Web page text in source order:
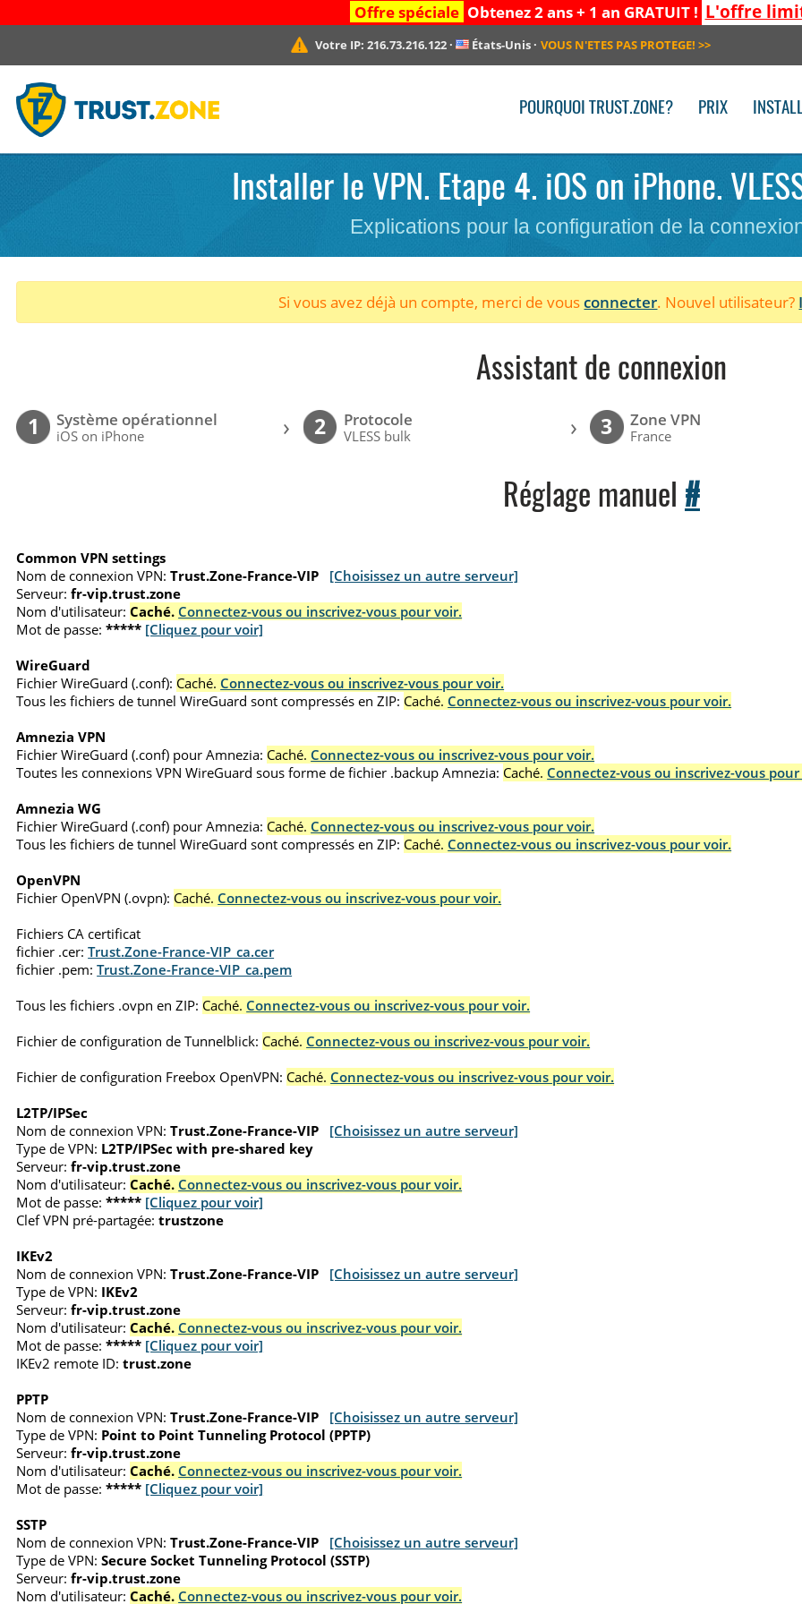
Offre spéciale Obtenez 2 ans + 1 an GRATUIT ! L'offre
Votre IP: 216.73.216.122· États-Unis· VOUS N'ETES PAS PROTEGE! >>
POURQUOI TRUST.ZONE? PRIX
Installer le VPN. Etape 4. iOS on iPhone.
Explications pour la configuration de la
Si vous avez déjà un compte, merci de vousconnecter. Nouvel utilisateur?
Assistant de connexion
1 Système opérationnel
iOS on iPhone › 2 Protocole
VLESS bulk › 3 Zone VPN
France
Réglage manuel #
Common VPN settings
Nom de connexion VPN: Trust.Zone-France-VIP
[Choisissez un autre serveur]
Serveur: fr-vip.trust.zone
Nom d'utilisateur: Caché. Connectez-vous ou inscrivez-vous pour voir.
Mot de passe: ***** [Cliquez pour voir]
WireGuard
Fichier WireGuard (.conf): Caché. Connectez-vous ou inscrivez-vous pour voir.
Tous les fichiers de tunnel WireGuard sont compressés en ZIP: Caché. Connectez-vous ou inscrivez-vous pour voir.
Amnezia VPN
Fichier WireGuard (.conf) pour Amnezia: Caché. Connectez-vous ou inscrivez-vous pour voir.
Toutes les connexions VPN WireGuard sous forme de fichier .backup Amnezia: Caché. Connectez-vous ou inscrivez-vous
Amnezia WG
Fichier WireGuard (.conf) pour Amnezia: Caché. Connectez-vous ou inscrivez-vous pour voir.
Tous les fichiers de tunnel WireGuard sont compressés en ZIP: Caché. Connectez-vous ou inscrivez-vous pour voir.
OpenVPN
Fichier OpenVPN (.ovpn): Caché. Connectez-vous ou inscrivez-vous pour voir.
Fichiers CA certificat
fichier .cer: Trust.Zone-France-VIP_ca.cer
fichier .pem: Trust.Zone-France-VIP_ca.pem
Tous les fichiers .ovpn en ZIP: Caché. Connectez-vous ou inscrivez-vous pour voir.
Fichier de configuration de Tunnelblick: Caché. Connectez-vous ou inscrivez-vous pour voir.
Fichier de configuration Freebox OpenVPN: Caché. Connectez-vous ou inscrivez-vous pour voir.
L2TP/IPSec
Nom de connexion VPN: Trust.Zone-France-VIP
[Choisissez un autre serveur]
Type de VPN: L2TP/IPSec with pre-shared key
Serveur: fr-vip.trust.zone
Nom d'utilisateur: Caché. Connectez-vous ou inscrivez-vous pour voir.
Mot de passe: ***** [Cliquez pour voir]
Clef VPN pré-partagée: trustzone
IKEv2
Nom de connexion VPN: Trust.Zone-France-VIP
[Choisissez un autre serveur]
Type de VPN: IKEv2
Serveur: fr-vip.trust.zone
Nom d'utilisateur: Caché. Connectez-vous ou inscrivez-vous pour voir.
Mot de passe: ***** [Cliquez pour voir]
IKEv2 remote ID: trust.zone
PPTP
Nom de connexion VPN: Trust.Zone-France-VIP
[Choisissez un autre serveur]
Type de VPN: Point to Point Tunneling Protocol (PPTP)
Serveur: fr-vip.trust.zone
Nom d'utilisateur: Caché. Connectez-vous ou inscrivez-vous pour voir.
Mot de passe: ***** [Cliquez pour voir]
SSTP
Nom de connexion VPN: Trust.Zone-France-VIP
[Choisissez un autre serveur]
Type de VPN: Secure Socket Tunneling Protocol (SSTP)
Serveur: fr-vip.trust.zone
Nom d'utilisateur: Caché. Connectez-vous ou inscrivez-vous pour voir.